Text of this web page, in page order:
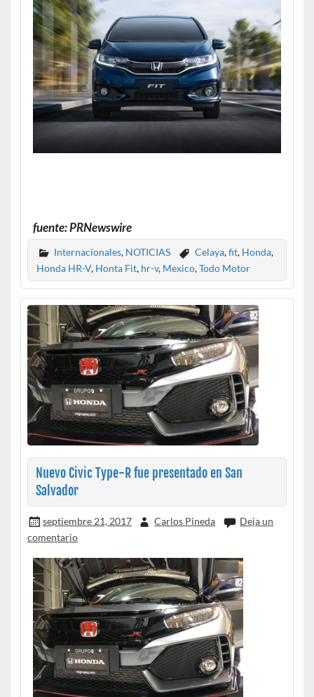
fuente: PRNewswire
Internacionales, NOTICIAS Celaya,fit, Honda,
Honda HR-V, Honta Fit, hr-v, Mexico,Todo Motor
Nuevo Civic Type-R fue presentado en San
Salvador
septiembre 21, 2017 Carlos Pineda
Deja un
comentario